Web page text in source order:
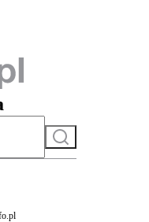
Szukaj
do serwisu
się w nowej karcie
otwiera się w nowej karcie